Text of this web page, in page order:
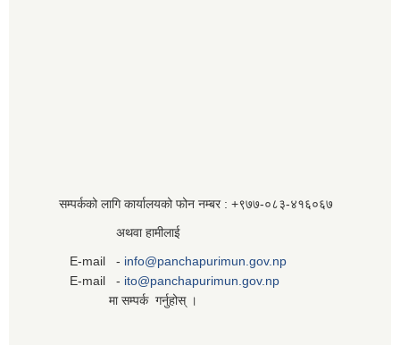
सम्पर्कको लागि कार्यालयको फोन नम्बर : +९७७-०८३‍-४१६०६७
अथवा हामीलाई
E-mail - info@panchapurimun.gov.np
E-mail - ito@panchapurimun.gov.np
मा सम्पर्क गर्नुहोस् ।